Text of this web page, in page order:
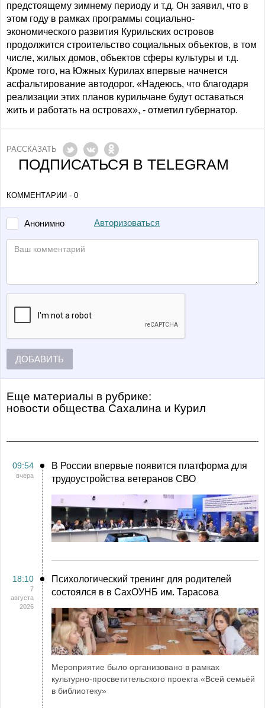
предстоящему зимнему периоду и т.д. Он заявил, что в
этом году в рамках программы социально-
экономического развития Курильских островов
продолжится строительство социальных объектов, в том
числе, жилых домов, объектов сферы культуры и т.д.
Кроме того, на Южных Курилах впервые начнется
асфальтирование автодорог. «Надеюсь, что благодаря
реализации этих планов курильчане будут оставаться
жить и работать на островах», - отметил губернатор.
РАССКАЗАТЬ
ПОДПИСАТЬСЯ В TELEGRAM
КОММЕНТАРИИ - 0
Анонимно Авторизоваться
ДОБАВИТЬ
Еще материалы в рубрике:
Новости общества Сахалина и Курил
09:54
вчера
В России впервые появится платформа для
трудоустройства ветеранов СВО
18:10
7
августа
2026
Психологический тренинг для родителей
состоялся в в СахОУНБ им. Тарасова
Мероприятие было организовано в рамках
культурно-просветительского проекта «Всей семьёй
в библиотеку»